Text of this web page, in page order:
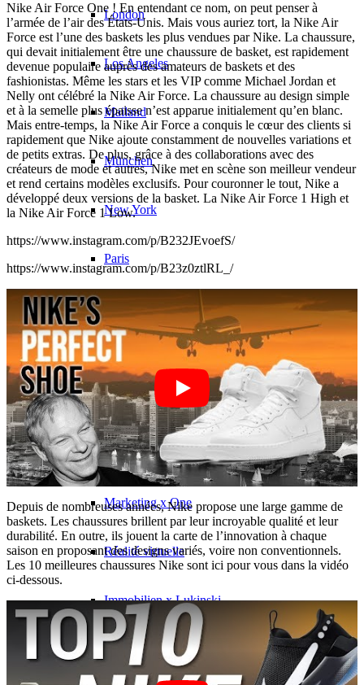
London
Los Angeles
Mailand
München
New York
Paris
Défilé de mode
Emplois & carrière
BY CM
Influenceurs x CM
Marketing x One
Réalité virtuelle
Immobilien x Lukinski
Magazine x FIV
Nike Air Force One ! En entendant ce nom, on peut penser à
l’armée de l’air des États-Unis. Mais vous auriez tort, la Nike Air
Force est l’une des baskets les plus vendues par Nike. La chaussure,
qui devait initialement être une chaussure de basket, est rapidement
devenue populaire auprès des amateurs de baskets et des
fashionistas. Même les stars et les VIP comme Michael Jordan et
Nelly ont célébré la Nike Air Force. La chaussure au design simple
et à la semelle plus épaisse n’est apparue initialement qu’en blanc.
Mais entre-temps, la Nike Air Force a conquis le cœur des clients si
rapidement que Nike ajoute constamment de nouvelles variations et
de petits extras. De plus, grâce à des collaborations avec des
créateurs de mode et autres, Nike met en scène son meilleur vendeur
et rend certains modèles exclusifs. Pour couronner le tout, Nike a
développé deux versions de la basket. La Nike Air Force 1 High et
la Nike Air Force 1 Low.
https://www.instagram.com/p/B232JEvoefS/
https://www.instagram.com/p/B23z0ztlRL_/
Depuis de nombreuses années, Nike propose une large gamme de
baskets. Les chaussures brillent par leur incroyable qualité et leur
durabilité. En outre, ils jouent la carte de l’innovation à chaque
saison en proposant des designs variés, voire non conventionnels.
Les 10 meilleures chaussures Nike sont ici pour vous dans la vidéo
ci-dessous.